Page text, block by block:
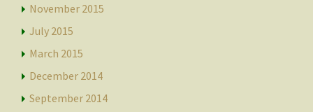
November 2015
July 2015
March 2015
December 2014
September 2014